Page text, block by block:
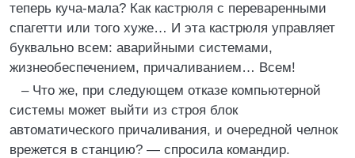
теперь куча-мала? Как кастрюля с переваренными
спагетти или того хуже… И эта кастрюля управляет
буквально всем: аварийными системами,
жизнеобеспечением, причаливанием… Всем!
– Что же, при следующем отказе компьютерной
системы может выйти из строя блок
автоматического причаливания, и очередной челнок
врежется в станцию? — спросила командир.